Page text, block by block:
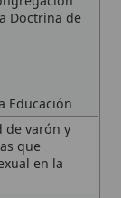
y
la
en
,
para